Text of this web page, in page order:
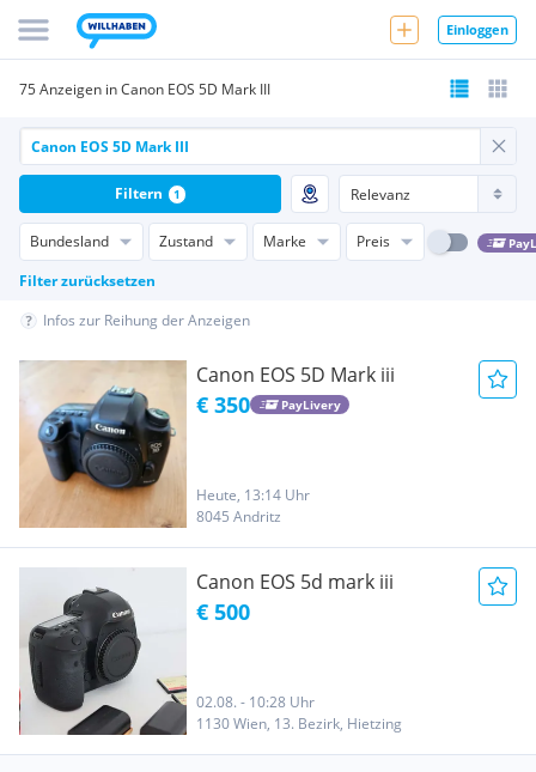
Einloggen
75 Anzeigen in Canon EOS 5D Mark III
Bundesland Zustand Marke Preis
Filter zurücksetzen
Filtern 1
Infos zur Reihung der Anzeigen
Canon EOS 5D Mark iii
€ 350 PayLivery
Heute, 13:14 Uhr
8045 Andritz
Canon EOS 5d mark iii
€ 500
02.08. - 10:28 Uhr
1130 Wien, 13. Bezirk, Hietzing